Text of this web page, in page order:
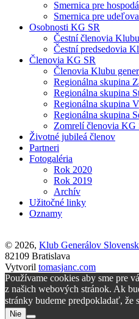
Smernica pre
Smernica pre
Osobnosti KG SR
Čestní členovia
Čestní predsedovia
Členovia KG SR
Členovia Klubu
Regionálna skupina
Regionálna skupina
Regionálna skupina
Regionálna skupina
Zomrelí členovia KG
Životné jubileá členov
Partneri
Fotogaléria
Rok 2020
Rok 2019
Archív
Užitočné linky
Oznamy
© 2026, Klub Generálov
82109 Bratislava
Vytvoril tomasjanc.com
Používame cookies aby sme pre
z našich webových stránok. Ak
stránky budeme predpokladať, že
Nie